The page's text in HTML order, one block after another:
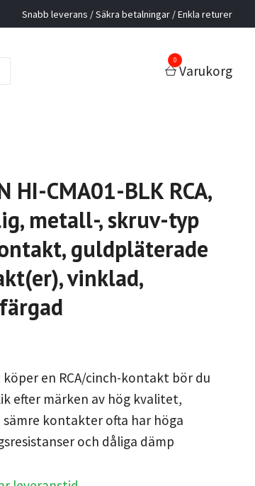
Snabb leverans / Säkra betalningar / Enkla returer
0
Varukorg
HI-CMA01-BLK RCA,
metall-, skruv-typ
guldpläterade
vinklad,
köper en RCA/cinch-kontakt bör du
efter märken av hög kvalitet,
sämre kontakter ofta har höga
och dåliga dämp